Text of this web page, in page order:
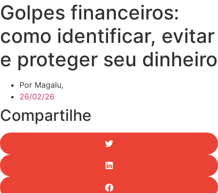
Golpes financeiros:
como identificar, evitar
e proteger seu dinheiro
Por Magalu,
26/02/26
Compartilhe